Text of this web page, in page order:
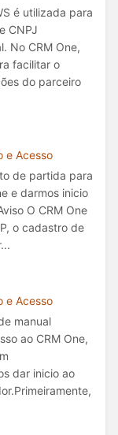
é utilizada para
CNPJ
No CRM One,
facilitar o
do parceiro
e Acesso
de partida para
e darmos inicio
O CRM One
o cadastro de
e Acesso
manual
ao CRM One,
dar inicio ao